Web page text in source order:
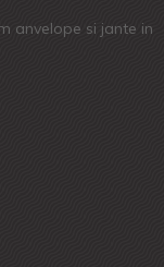
anvelope si jante in